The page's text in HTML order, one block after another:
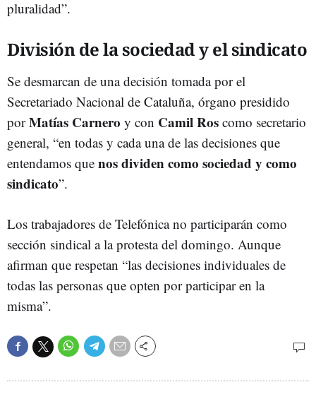
pluralidad”.
División de la sociedad y el sindicato
Se desmarcan de una decisión tomada por el
Secretariado Nacional de Cataluña, órgano presidido
porMatías Carnero y con Camil Ros como secretario
general, “en todas y cada una de las decisiones que
entendamos que nos dividen como sociedad y como
sindicato”.
Los trabajadores de Telefónica no participarán como
sección sindical a la protesta del domingo. Aunque
afirman que respetan “las decisiones individuales de
todas las personas que opten por participar en la
misma”.